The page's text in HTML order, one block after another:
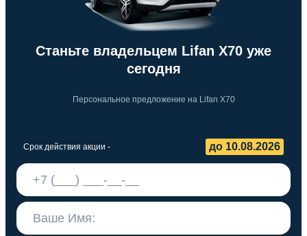
Станьте владельцем Lifan X70 уже
сегодня
Персональное предложение на Lifan X70
Срок действия акции - до 10.08.2026